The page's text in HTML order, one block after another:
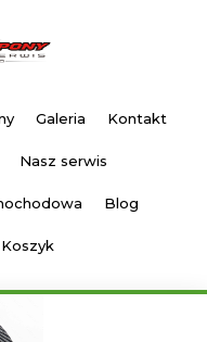
Galeria Kontakt
Nasz serwis
Blog
Koszyk